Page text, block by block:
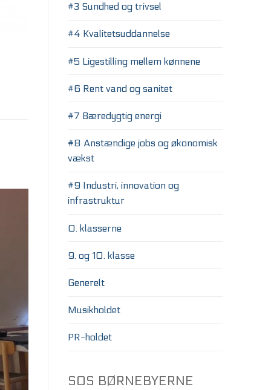
#3 Sundhed og trivsel
#4 Kvalitetsuddannelse
#5 Ligestilling mellem kønnene
#6 Rent vand og sanitet
#7 Bæredygtig energi
#8 Anstændige jobs og økonomisk
vækst
#9 Industri, innovation og
infrastruktur
0. klasserne
9. og 10. klasse
Generelt
Musikholdet
PR-holdet
SOS BØRNEBYERNE